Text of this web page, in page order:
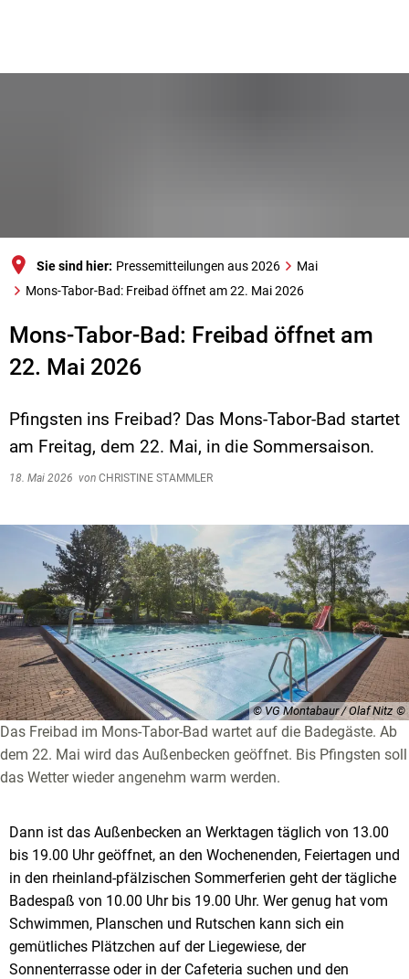
Sie sind hier: Pressemitteilungen aus 2026
Mai
Mons-Tabor-Bad: Freibad öffnet am 22. Mai 2026
Mons-Tabor-Bad: Freibad öffnet am
22. Mai 2026
Pfingsten ins Freibad? Das Mons-Tabor-Bad startet
am Freitag, dem 22. Mai, in die Sommersaison.
18. Mai 2026 von CHRISTINE STAMMLER
© VG Montabaur / Olaf Nitz
Das Freibad im Mons-Tabor-Bad wartet auf die Badegäste. Ab
dem 22. Mai wird das Außenbecken geöffnet. Bis Pfingsten soll
das Wetter wieder angenehm warm werden.
Dann ist das Außenbecken an Werktagen täglich von 13.00
bis 19.00 Uhr geöffnet, an den Wochenenden, Feiertagen und
in den rheinland-pfälzischen Sommerferien geht der tägliche
Badespaß von 10.00 Uhr bis 19.00 Uhr. Wer genug hat vom
Schwimmen, Planschen und Rutschen kann sich ein
gemütliches Plätzchen auf der Liegewiese, der
Sonnenterrasse oder in der Cafeteria suchen und den